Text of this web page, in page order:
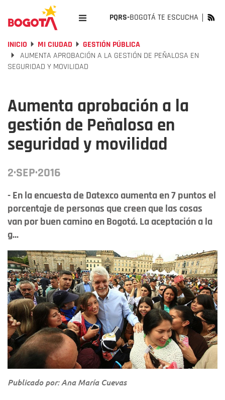
PQRS-BOGOTÁ TE ESCUCHA
INICIO MI CIUDAD
GESTIÓN PÚBLICA
AUMENTA APROBACIÓN A LA GESTIÓN DE PEÑALOSA EN
SEGURIDAD Y MOVILIDAD
Aumenta aprobación a la
gestión de Peñalosa en
seguridad y movilidad
2·SEP·2016
- En la encuesta de Datexco aumenta en 7 puntos el
porcentaje de personas que creen que las cosas
van por buen camino en Bogotá. La aceptación a la
g...
Publicado por: Ana María Cuevas